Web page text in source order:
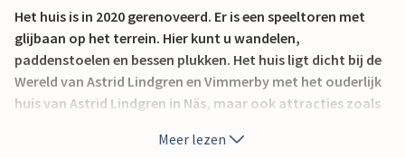
Het huis is in 2020 gerenoveerd. Er is een speeltoren met
glijbaan op het terrein. Hier kunt u wandelen,
paddenstoelen en bessen plukken. Het huis ligt dicht bij de
Wereld van Astrid Lindgren en Vimmerby met het ouderlijk
huis van Astrid Lindgren in Näs, maar ook attracties zoals
Västervik. Neem de brug naar Öland om de dierentuin van
Meer lezen